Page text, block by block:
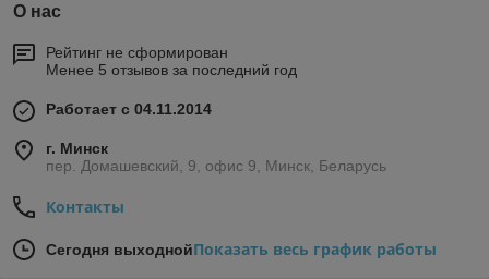
Отводят через систему местной вентиляции излишки
Очищают помещение от запахов, влаги, жира,
Вытяжные зоны из нержавеющей стали
жарочные поверхности, кухонные плиты;
Виды вентиляционных зонтов
О нас
Рейтинг не сформирован
Менее 5 отзывов за последний год
Работает с 04.11.2014
г. Минск
пер. Домашевский, 9, офис 9, Минск, Беларусь
Контакты
Сегодня выходнойПоказать весь график работы